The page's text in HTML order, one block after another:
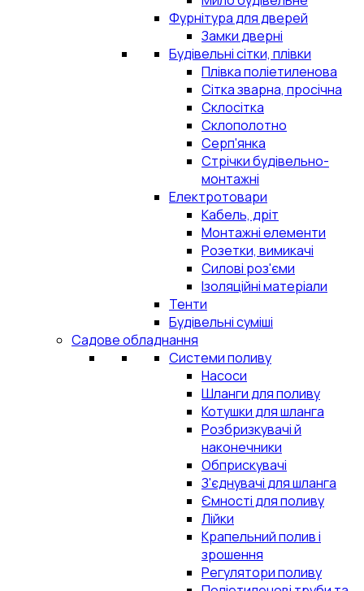
Фурнітура для дверей
Замки дверні
Будівельні сітки, плівки
Плівка поліетиленова
Сітка зварна, просічна
Склосітка
Склополотно
Серп'янка
Стрічки будівельно-
монтажні
Електротовари
Кабель, дріт
Монтажні елементи
Розетки, вимикачі
Силові роз'єми
Ізоляційні матеріали
Тенти
Будівельні суміші
Садове обладнання
Системи поливу
Насоси
Шланги для поливу
Котушки для шланга
Розбризкувачі й
наконечники
Обприскувачі
З'єднувачі для шланга
Ємності для поливу
Лійки
Крапельний полив і
зрошення
Регулятори поливу